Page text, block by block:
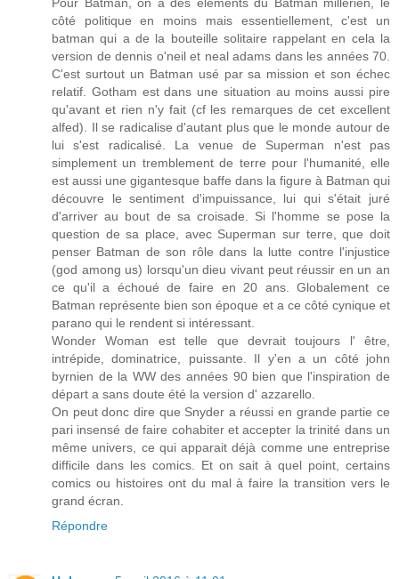
Pour Batman, on a des éléments du Batman millerien, le
côté politique en moins mais essentiellement, c'est un
batman qui a de la bouteille solitaire rappelant en cela la
version de dennis o'neil et neal adams dans les années 70.
C'est surtout un Batman usé par sa mission et son échec
relatif. Gotham est dans une situation au moins aussi pire
qu'avant et rien n'y fait (cf les remarques de cet excellent
alfed). Il se radicalise d'autant plus que le monde autour de
lui s'est radicalisé. La venue de Superman n'est pas
simplement un tremblement de terre pour l'humanité, elle
est aussi une gigantesque baffe dans la figure à Batman qui
découvre le sentiment d'impuissance, lui qui s'était juré
d'arriver au bout de sa croisade. Si l'homme se pose la
question de sa place, avec Superman sur terre, que doit
penser Batman de son rôle dans la lutte contre l'injustice
(god among us) lorsqu'un dieu vivant peut réussir en un an
ce qu'il a échoué de faire en 20 ans. Globalement ce
Batman représente bien son époque et a ce côté cynique et
parano qui le rendent si intéressant.
Wonder Woman est telle que devrait toujours l' être,
intrépide, dominatrice, puissante. Il y'en a un côté john
byrnien de la WW des années 90 bien que l'inspiration de
départ a sans doute été la version d' azzarello.
On peut donc dire que Snyder a réussi en grande partie ce
pari insensé de faire cohabiter et accepter la trinité dans un
même univers, ce qui apparait déjà comme une entreprise
difficile dans les comics. Et on sait à quel point, certains
comics ou histoires ont du mal à faire la transition vers le
grand écran.
Répondre